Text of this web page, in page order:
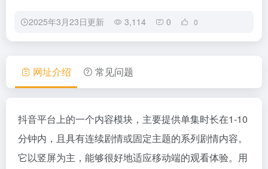
2025年3月23日更新 3,114 0 0
网址介绍 常见问题
抖音平台上的一个内容模块，主要提供单集时长在1-10
分钟内，且具有连续剧情或固定主题的系列剧情内容。
它以竖屏为主，能够很好地适应移动端的观看体验。用